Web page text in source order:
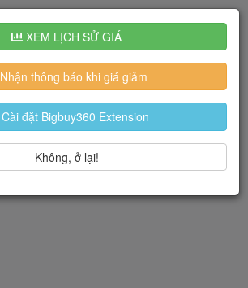
XEM LỊCH SỬ GIÁ
Nhận thông báo khi giá giảm
Cài đặt Bigbuy360 Extension
Không, ở lại!